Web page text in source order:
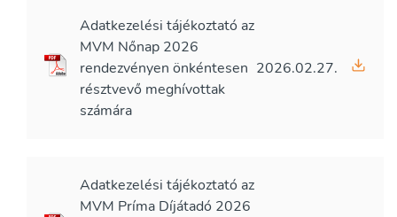
Adatkezelési tájékoztató az
MVM Nőnap 2026
rendezvényen önkéntesen
résztvevő meghívottak
számára
2026.02.27.
Adatkezelési tájékoztató az
MVM Príma Díjátadó 2026